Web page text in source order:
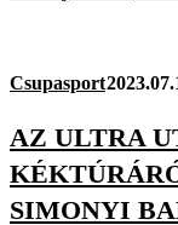
Csupasport
AZ ULTRA
SIMONYI